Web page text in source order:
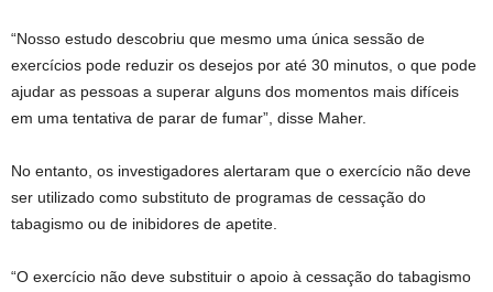
“Nosso estudo descobriu que mesmo uma única sessão de
exercícios pode reduzir os desejos por até 30 minutos, o que pode
ajudar as pessoas a superar alguns dos momentos mais difíceis
em uma tentativa de parar de fumar”, disse Maher.
No entanto, os investigadores alertaram que o exercício não deve
ser utilizado como substituto de programas de cessação do
tabagismo ou de inibidores de apetite.
“O exercício não deve substituir o apoio à cessação do tabagismo